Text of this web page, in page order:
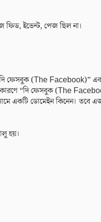
ইভেন্ট, পেজ ছিল না।
ফেসবুক (The Facebook)”
“দি ফেসবুক (The
একটি ডোমেইন কিনেন। তবে
হয়।